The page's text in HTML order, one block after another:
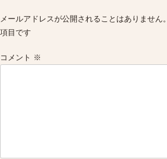
メールアドレスが公開されることはありません。
項目です
コメント ※